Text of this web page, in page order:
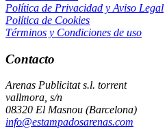
Política de Privacidad y Aviso Legal
Política de Cookies
Términos y Condiciones de uso
Contacto
Arenas Publicitat s.l. torrent
vallmora, s/n
08320 El Masnou (Barcelona)
info@estampadosarenas.com